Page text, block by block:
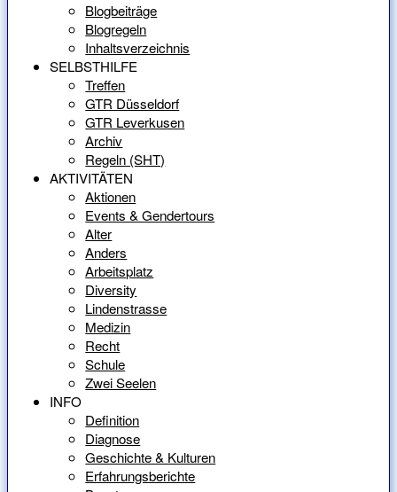
Blogbeiträge
Blogregeln
Inhaltsverzeichnis
SELBSTHILFE
Treffen
GTR Düsseldorf
GTR Leverkusen
Archiv
Regeln (SHT)
AKTIVITÄTEN
Aktionen
Events & Gendertours
Alter
Anders
Arbeitsplatz
Diversity
Lindenstrasse
Medizin
Recht
Schule
Zwei Seelen
INFO
Definition
Diagnose
Geschichte & Kulturen
Erfahrungsberichte